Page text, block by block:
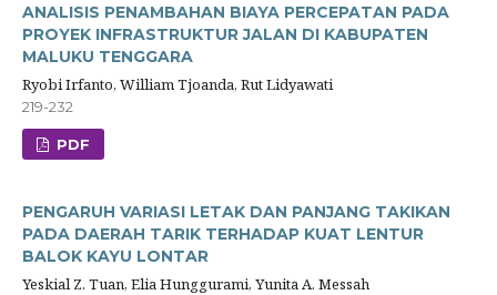
ANALISIS PENAMBAHAN BIAYA PERCEPATAN PADA
PROYEK INFRASTRUKTUR JALAN DI KABUPATEN
MALUKU TENGGARA
Ryobi Irfanto, William Tjoanda, Rut Lidyawati
219-232
PDF
PENGARUH VARIASI LETAK DAN PANJANG TAKIKAN
PADA DAERAH TARIK TERHADAP KUAT LENTUR
BALOK KAYU LONTAR
Yeskial Z. Tuan, Elia Hunggurami, Yunita A. Messah